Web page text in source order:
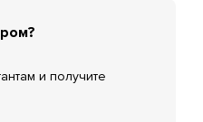
и получите